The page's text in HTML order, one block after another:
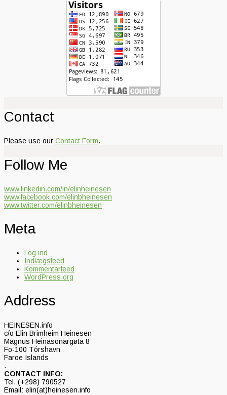
Contact
Please use our Contact Form.
Follow Me
www.linkedin.com/in/elinheinesen
www.facebook.com/elinbheinesen
www.twitter.com/elinbheinesen
Meta
Log ind
Indlægsfeed
Kommentarfeed
WordPress.org
Address
HEINESEN.info
c/o Elin Brimheim Heinesen
Magnus Heinasonargøta 8
Fo-100 Tórshavn
Faroe Islands
.
CONTACT INFO:
Tel. (+298) 790527
Email: elin(at)heinesen.info